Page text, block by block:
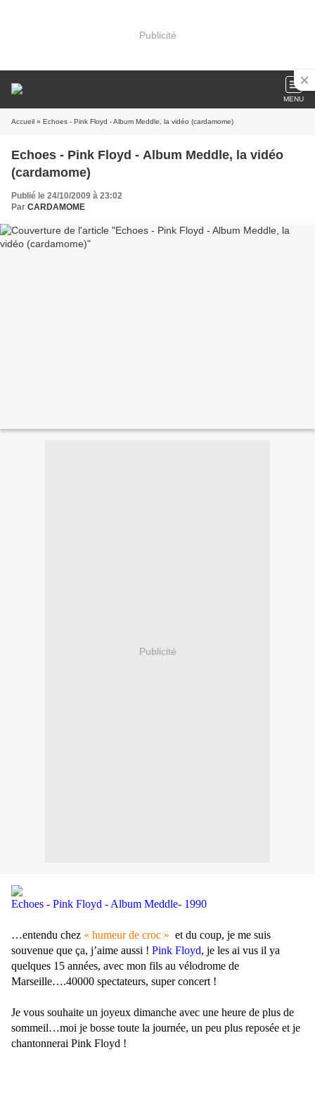
Publicité
MENU
Accueil » Echoes - Pink Floyd - Album Meddle, la vidéo (cardamome)
Echoes - Pink Floyd - Album Meddle, la vidéo
(cardamome)
Publié le 24/10/2009 à 23:02
Par CARDAMOME
Publicité
Echoes - Pink Floyd - Album Meddle- 1990
…entendu chez « humeur de croc » et du coup, je me suis
souvenue que ça, j’aime aussi ! Pink Floyd, je les ai vus il ya
quelques 15 années, avec mon fils au vélodrome de
Marseille….40000 spectateurs, super concert !
Je vous souhaite un joyeux dimanche avec une heure de plus de
sommeil…moi je bosse toute la journée, un peu plus reposée et je
chantonnerai Pink Floyd !